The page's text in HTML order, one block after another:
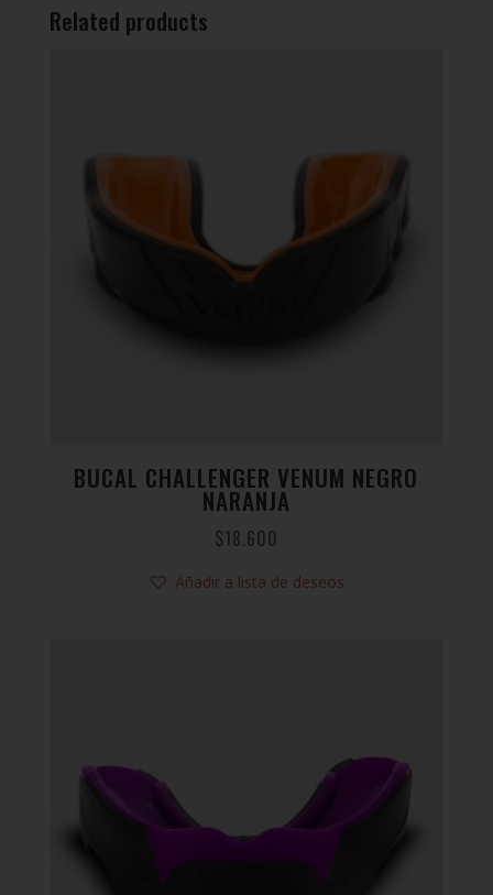
Related products
BUCAL CHALLENGER VENUM NEGRO
NARANJA
$18.600
Añadir a lista de deseos